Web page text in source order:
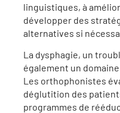
linguistiques, à
développer des
alternatives si
La dysphagie, un
également un domaine
Les orthophonistes
déglutition des
programmes de